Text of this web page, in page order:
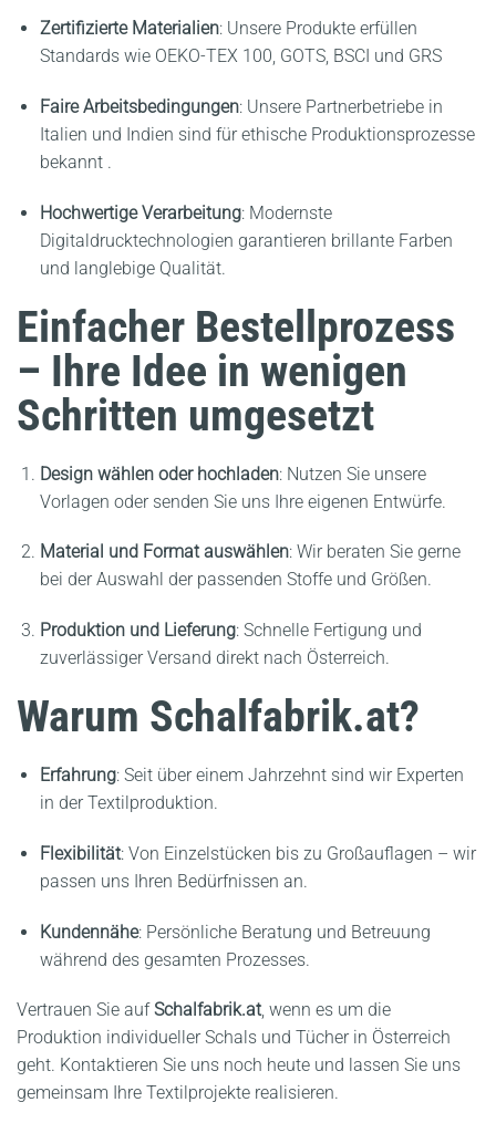
Zertifizierte Materialien: Unsere Produkte erfüllen
Standards wie OEKO-TEX 100, GOTS, BSCI und GRS
Faire Arbeitsbedingungen: Unsere Partnerbetriebe in
Italien und Indien sind für ethische Produktionsprozesse
bekannt.
Hochwertige Verarbeitung: Modernste
Digitaldrucktechnologien garantieren brillante Farben
und langlebige Qualität.
Einfacher Bestellprozess
– Ihre Idee in wenigen
Schritten umgesetzt
Design wählen oder hochladen: Nutzen Sie unsere
Vorlagen oder senden Sie uns Ihre eigenen Entwürfe.
Material und Format auswählen: Wir beraten Sie gerne
bei der Auswahl der passenden Stoffe und Größen.
Produktion und Lieferung: Schnelle Fertigung und
zuverlässiger Versand direkt nach Österreich.
Warum Schalfabrik.at?
Erfahrung: Seit über einem Jahrzehnt sind wir Experten
in der Textilproduktion.
Flexibilität: Von Einzelstücken bis zu Großauflagen – wir
passen uns Ihren Bedürfnissen an.
Kundennähe: Persönliche Beratung und Betreuung
während des gesamten Prozesses.
Vertrauen Sie aufSchalfabrik.at, wenn es um die
Produktion individueller Schals und Tücher in Österreich
geht. Kontaktieren Sie uns noch heute und lassen Sie uns
gemeinsam Ihre Textilprojekte realisieren.